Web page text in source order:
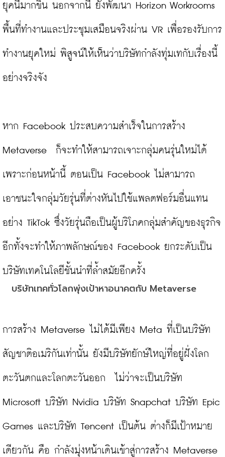
ยุคนี้มากขึ้น นอกจากนี้ ยังพัฒนา Horizon Workrooms
พื้นที่ทำงานและประชุมเสมือนจริงผ่าน VR เพื่อรองรับการ
ทำงานยุคใหม่ พิสูจน์ให้เห็นว่าบริษัทกำลังทุ่มเทกับเรื่องนี้
อย่างจริงจัง
หาก Facebook ประสบความสำเร็จในการสร้าง
Metaverse  ก็จะทำให้สามารถเจาะกลุ่มคนรุ่นใหม่ได้
เพราะก่อนหน้านี้ ตอนเป็น Facebook ไม่สามารถ
เอาชนะใจกลุ่มวัยรุ่นที่ต่างหันไปใช้แพลตฟอร์มอื่นแทน
อย่าง TikTok ซึ่งวัยรุ่นถือเป็นผู้บริโภคกลุ่มสำคัญของธุรกิจ
อีกทั้งจะทำให้ภาพลักษณ์ของ Facebook ยกระดับเป็น
บริษัทเทคทั่วโลกพุ่งเป้าหาอนาคตกับ Metaverse
การสร้าง Metaverse ไม่ได้มีเพียง Meta ที่เป็นบริษัท
สัญชาติอเมริกันเท่านั้น ยังมีบริษัทยักษ์ใหญ่ที่อยู่ฝั่งโลก
ตะวันตกและโลกตะวันออก  ไม่ว่าจะเป็นบริษัท
Microsoft บริษัท Nvidia บริษัท Snapchat บริษัท Epic
Games และบริษัท Tencent เป็นต้น ต่างก็มีเป้าหมาย
เดียวกัน คือ กำลังมุ่งหน้าเดินเข้าสู่การสร้าง Metaverse